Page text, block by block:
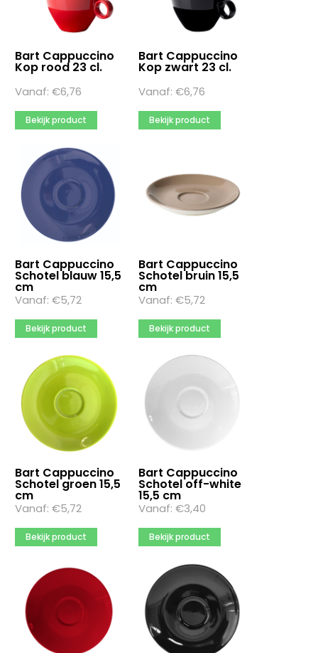
Bart Cappuccino
Kop rood 23 cl.
Vanaf: €6,76
Bekijk product
Bart Cappuccino
Kop zwart 23 cl.
Vanaf:€6,76
Bekijk product
Bart Cappuccino
Schotel blauw 15,5
cm
Vanaf: €5,72
Bekijk product
Bart Cappuccino
Schotel bruin 15,5
cm
Vanaf:€5,72
Bekijk product
Bart Cappuccino
Schotel groen 15,5
cm
Vanaf: €5,72
Bekijk product
Bart Cappuccino
Schotel off-white
15,5 cm
Vanaf:€3,40
Bekijk product